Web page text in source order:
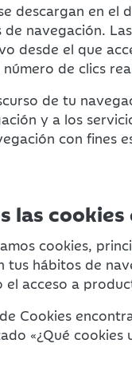
descargan en
navegación.
desde el que
de clics
de tu
y a los
con fines
las
cookies,
tus hábitos de
acceso a
Cookies
«¿Qué cookies